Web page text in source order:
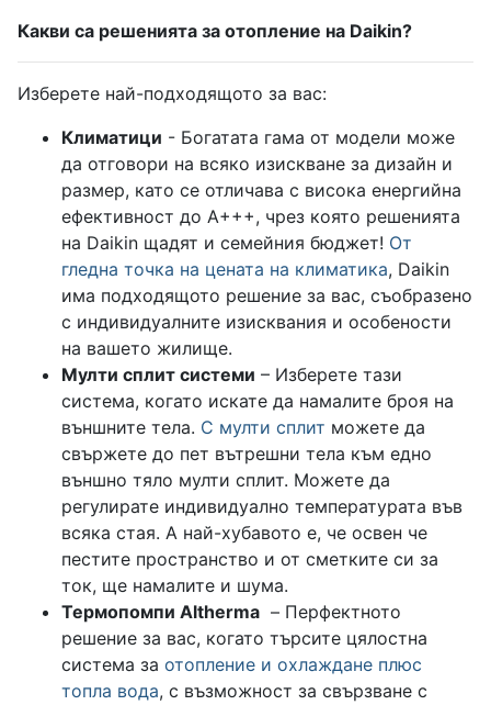
Какви са решенията за отопление на Daikin?
Изберете най-подходящото за вас:
Климатици - Богатата гама от модели може
да отговори на всяко изискване за дизайн и
размер, като се отличава с висока енергийна
ефективност до А+++, чрез която решенията
на Daikin щадят и семейния бюджет! От
гледна точка на цената на климатика, Daikin
има подходящото решение за вас, съобразено
с индивидуалните изисквания и особености
на вашето жилище.
Мулти сплит системи – Изберете тази
система, когато искате да намалите броя на
външните тела. С мулти сплит можете да
свържете до пет вътрешни тела към едно
външно тяло мулти сплит. Можете да
регулирате индивидуално температурата във
всяка стая. А най-хубавото е, че освен че
пестите пространство и от сметките си за
ток, ще намалите и шума.
Термопомпи Altherma – Перфектното
решение за вас, когато търсите цялостна
система за отопление и охлаждане плюс
топла вода, с възможност за свързване с